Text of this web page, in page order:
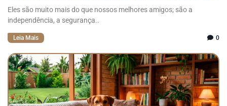
Eles são muito mais do que nossos melhores amigos; são a
independência, a segurança..
Leia Mais 0